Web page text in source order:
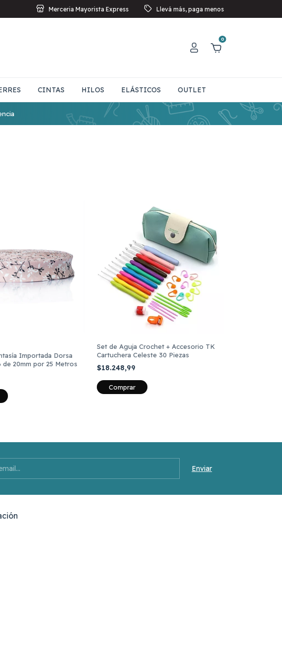
Merceria Mayorista Express Llevá más, paga menos
0
CINTAS HILOS ELÁSTICOS OUTLET
Importada Dorsa
de 20mm por 25 Metros
Set de Aguja Crochet + Accesorio TK
Cartuchera Celeste 30 Piezas
$18.248,99